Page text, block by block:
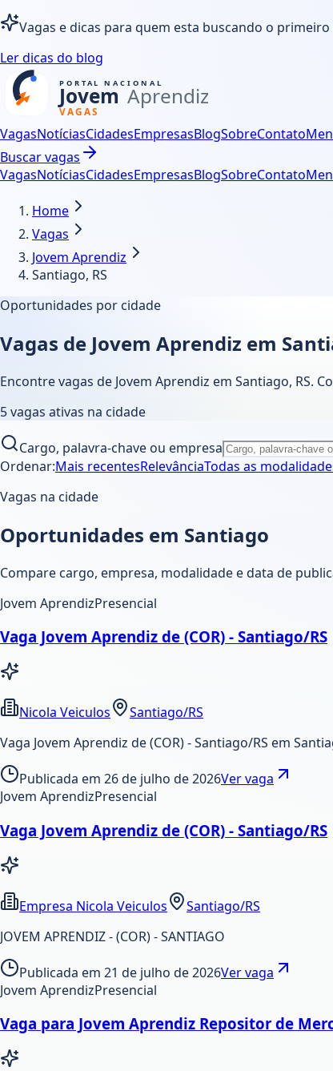
Vagas e dicas para quem esta buscando o
Ler dicas do blog
VagasNotíciasCidadesEmpresasBlogSobreContato
Buscar vagas
VagasNotíciasCidadesEmpresasBlogSobreContato
Home
Vagas
Jovem Aprendiz
Santiago, RS
Oportunidades por cidade
Vagas de Jovem Aprendiz em
Encontre vagas de Jovem Aprendiz em Santiago, RS.
5vagas ativas na cidade
Cargo, palavra-chave ou empresa
Ordenar:Mais recentesRelevânciaTodas as
Vagas na cidade
Oportunidades em Santiago
Compare cargo, empresa, modalidade e data de
Jovem AprendizPresencial
Vaga Jovem Aprendiz de (COR) - Santiago/RS
Nicola Veiculos
Santiago/RS
Vaga Jovem Aprendiz de (COR) - Santiago/RS em
Publicada em 26 de julho de 2026Ver vaga
Jovem AprendizPresencial
Vaga Jovem Aprendiz de (COR) - Santiago/RS
Empresa Nicola Veiculos
Santiago/RS
JOVEM APRENDIZ - (COR) - SANTIAGO
Publicada em 21 de julho de 2026Ver vaga
Jovem AprendizPresencial
Vaga para Jovem Aprendiz Repositor de